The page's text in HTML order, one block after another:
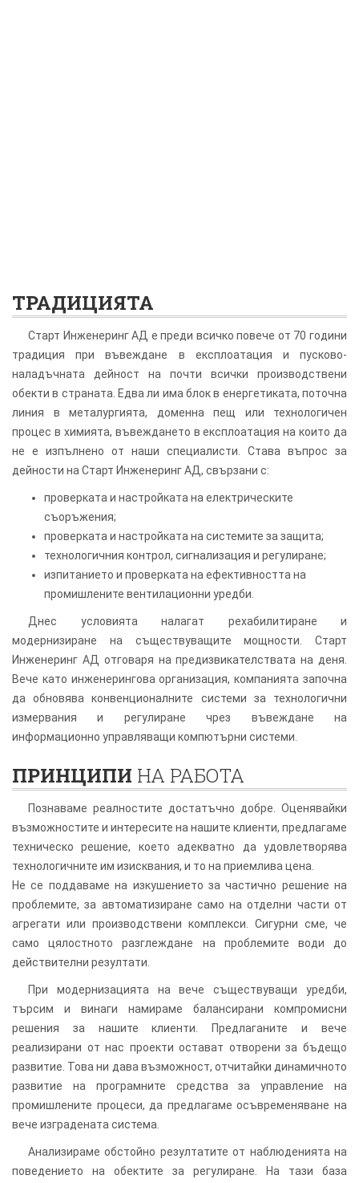
ТРАДИЦИЯТА
Старт Инженеринг АД е преди всичко повече от 70 години
традиция при въвеждане в експлоатация и пусково-
наладъчната дейност на почти всички производствени
обекти в страната. Едва ли има блок в енергетиката, поточна
линия в металургията, доменна пещ или технологичен
процес в химията, въвеждането в експлоатация на които да
не е изпълнено от наши специалисти. Става въпрос за
дейности на Старт Инженеринг АД, свързани с:
проверката и настройката на електрическите
съоръжения;
проверката и настройката на системите за защита;
технологичния контрол, сигнализация и регулиране;
изпитанието и проверката на ефективността на
промишлените вентилационни уредби.
Днес условията налагат рехабилитиране и
модернизиране на съществуващите мощности. Старт
Инженеринг АД отговаря на предизвикателствата на деня.
Вече като инженерингова организация, компанията започна
да обновява конвенционалните системи за технологични
измервания и регулиране чрез въвеждане на
информационно управляващи компютърни системи.
ПРИНЦИПИ НА РАБОТА
Познаваме реалностите достатъчно добре. Оценявайки
възможностите и интересите на нашите клиенти, предлагаме
техническо решение, което адекватно да удовлетворява
технологичните им изисквания, и то на приемлива цена.
Не се поддаваме на изкушението за частично решение на
проблемите, за автоматизиране само на отделни части от
агрегати или производствени комплекси. Сигурни сме, че
само цялостното разглеждане на проблемите води до
действителни резултати.
При модернизацията на вече съществуващи уредби,
търсим и винаги намираме балансирани компромисни
решения за нашите клиенти. Предлаганите и вече
реализирани от нас проекти остават отворени за бъдещо
развитие. Това ни дава възможност, отчитайки динамичното
развитие на програмните средства за управление на
промишлените процеси, да предлагаме осъвременяване на
вече изградената система.
Анализираме обстойно резултатите от наблюденията на
поведението на обектите за регулиране. На тази база